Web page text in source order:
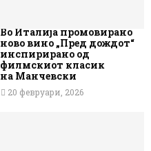
Во Италија промовирано
ново вино „Пред дождот“
инспирирано од
филмскиот класик
на Манчевски
20 февруари, 2026